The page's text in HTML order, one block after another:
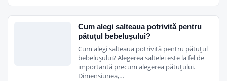
Greutate maxima admisa: 9 kg
Cum alegi salteaua potrivită pentru
pătuțul bebelușului?
Cum alegi salteaua potrivită pentru pătuțul
bebelușului? Alegerea saltelei este la fel de
importantă precum alegerea pătuțului.
Dimensiunea,…